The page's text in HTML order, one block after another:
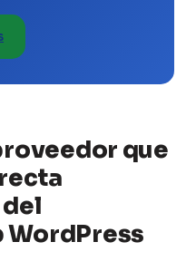
que
WordPress